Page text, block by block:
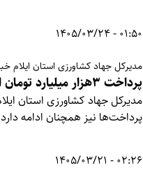
01:50 - 1405/03/24
مدیرکل جهاد کشاورزی استان ایلام
پرداخت ۳هزار میلیارد تومان از مطالبات گندمکاران ایلامی
پرداخت‌ها نیز همچنان ادامه
02:26 - 1405/03/21